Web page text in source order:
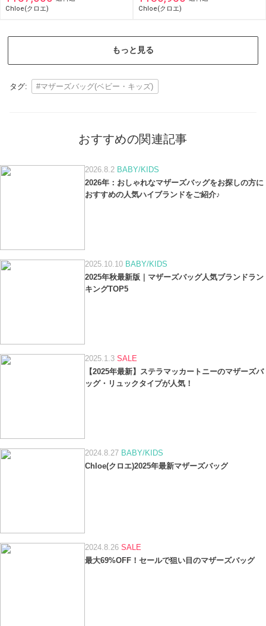
Chloe(クロエ) Chloe(クロエ)
もっと見る
タグ: #マザーズバッグ(ベビー・キッズ)
おすすめの関連記事
2026.8.2 BABY/KIDS
2026年：おしゃれなマザーズバッグをお探しの方に
おすすめの人気ハイブランドをご紹介♪
2025.10.10 BABY/KIDS
2025年秋最新版｜マザーズバッグ人気ブランドラン
キングTOP5
2025.1.3 SALE
【2025年最新】ステラマッカートニーのマザーズバ
ッグ・リュックタイプが人気！
2024.8.27 BABY/KIDS
Chloe(クロエ)2025年最新マザーズバッグ
2024.8.26 SALE
最大69%OFF！セールで狙い目のマザーズバッグ